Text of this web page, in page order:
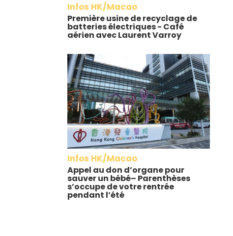
Infos HK/Macao
Première usine de recyclage de
batteries électriques - Café
aérien avec Laurent Varroy
Infos HK/Macao
Appel au don d’organe pour
sauver un bébé– Parenthèses
s’occupe de votre rentrée
pendant l’été